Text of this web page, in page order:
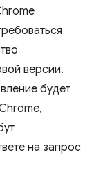
версии.
будет
на запрос